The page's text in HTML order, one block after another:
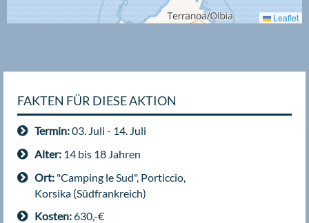
Leaflet
FAKTEN FÜR DIESE AKTION
Termin:03. Juli - 14. Juli
Alter: 14 bis 18 Jahren
Ort: "Camping le Sud", Porticcio,
Korsika (Südfrankreich)
Kosten:630,-€